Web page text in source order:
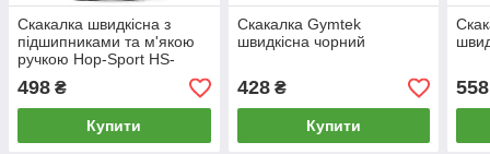
Скакалка швидкісна з
підшипниками та м'якою
ручкою Hop-Sport HS-
P030JR чорна
498 ₴
Купити
Скакалка Gymtek
швидкісна чорний
428₴
Купити
558